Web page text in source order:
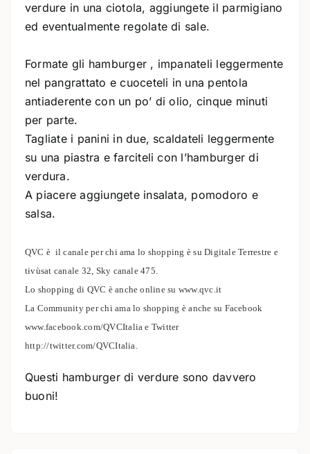
verdure in una ciotola, aggiungete il parmigiano
ed eventualmente regolate di sale.
Formate gli hamburger , impanateli leggermente
nel pangrattato e cuoceteli in una pentola
antiaderente con un po’ di olio, cinque minuti
per parte.
Tagliate i panini in due, scaldateli leggermente
su una piastra e farciteli con l’hamburger di
verdura.
A piacere aggiungete insalata, pomodoro e
salsa.
QVC è il canale per chi ama lo shopping è su Digitale Terrestre e
tivùsat canale 32, Sky canale 475.
Lo shopping di QVC è anche online su www.qvc.it
La Community per chi ama lo shopping è anche su Facebook
www.facebook.com/QVCItalia e Twitter
http://twitter.com/QVCItalia.
Questi hamburger di verdure sono davvero
buoni!